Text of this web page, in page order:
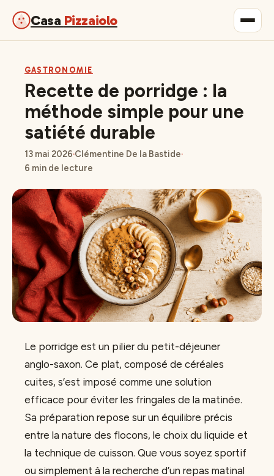
Casa Pizzaiolo
Maison & Déco
Lifestyle
GASTRONOMIE
Recette de porridge : la
méthode simple pour une
satiété durable
13 mai 2026·Clémentine De la Bastide·
6 min de lecture
Le porridge est un pilier du petit-déjeuner
anglo-saxon. Ce plat, composé de céréales
cuites, s’est imposé comme une solution
efficace pour éviter les fringales de la matinée.
Sa préparation repose sur un équilibre précis
entre la nature des flocons, le choix du liquide et
la technique de cuisson. Que vous soyez sportif
ou simplement à la recherche d’un repas matinal